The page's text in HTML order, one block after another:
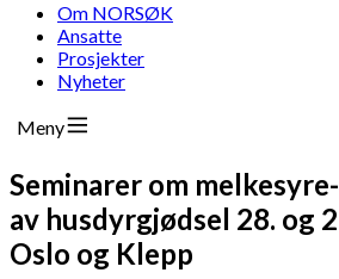
Om NORSØK
Ansatte
Prosjekter
Nyheter
Meny
Seminarer om
av husdyrgjødsel 28. og
Oslo og Klepp